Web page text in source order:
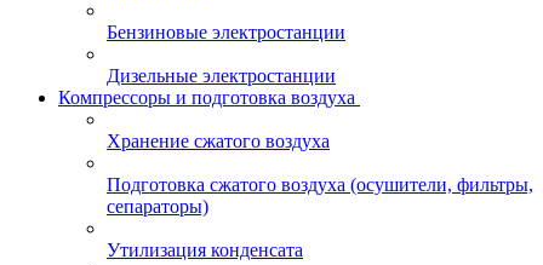
Бензиновые электростанции
Дизельные электростанции
Компрессоры и подготовка воздуха
Хранение сжатого воздуха
Подготовка сжатого воздуха (осушители, фильтры,
сепараторы)
Утилизация конденсата